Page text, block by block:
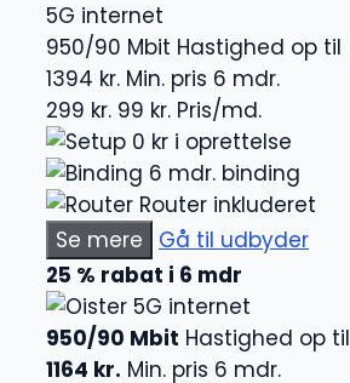
5G internet
950/90 Mbit Hastighed op til
1394 kr. Min. pris 6 mdr.
299 kr. 99 kr. Pris/md.
0 kr i oprettelse
6 mdr. binding
Router inkluderet
Se mere
Gå til udbyder
25 % rabat i 6 mdr
5G internet
950/90 Mbit Hastighed op til
1164 kr. Min. pris 6 mdr.